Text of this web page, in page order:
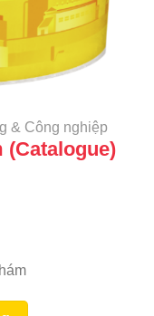
& Công nghiệp
(Catalogue)
số lượng